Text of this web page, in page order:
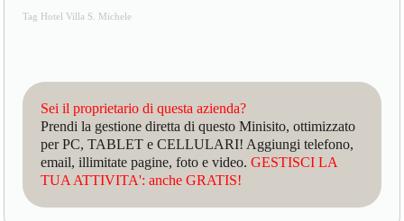
Tag Hotel Villa S. Michele
Sei il proprietario di questa azienda?
Prendi la gestione diretta di questo Minisito, ottimizzato
per PC, TABLET e CELLULARI! Aggiungi telefono,
email, illimitate pagine, foto e video.GESTISCI LA
TUA ATTIVITA': anche GRATIS!